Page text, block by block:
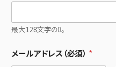
最大128文字の0。
メールアドレス（必須） *